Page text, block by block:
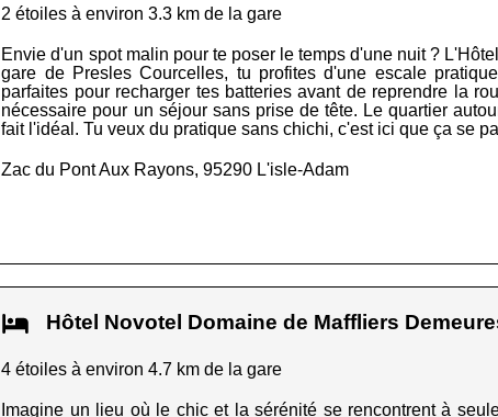
2 étoiles à environ 3.3 km de la gare
Envie d'un spot malin pour te poser le temps d'une nuit ?
gare de Presles Courcelles, tu profites d'une escale
parfaites pour recharger tes batteries avant de reprendre la
nécessaire pour un séjour sans prise de tête. Le quartier
fait l'idéal. Tu veux du pratique sans chichi, c'est ici que ça se
Zac du Pont Aux Rayons, 95290 L'isle-Adam
Hôtel Novotel Domaine de Maffliers
4 étoiles à environ 4.7 km de la gare
Imagine un lieu où le chic et la sérénité se rencontrent à